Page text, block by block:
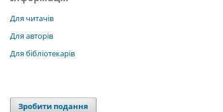
Для читачів
Для авторів
Для бібліотекарів
Зробити подання